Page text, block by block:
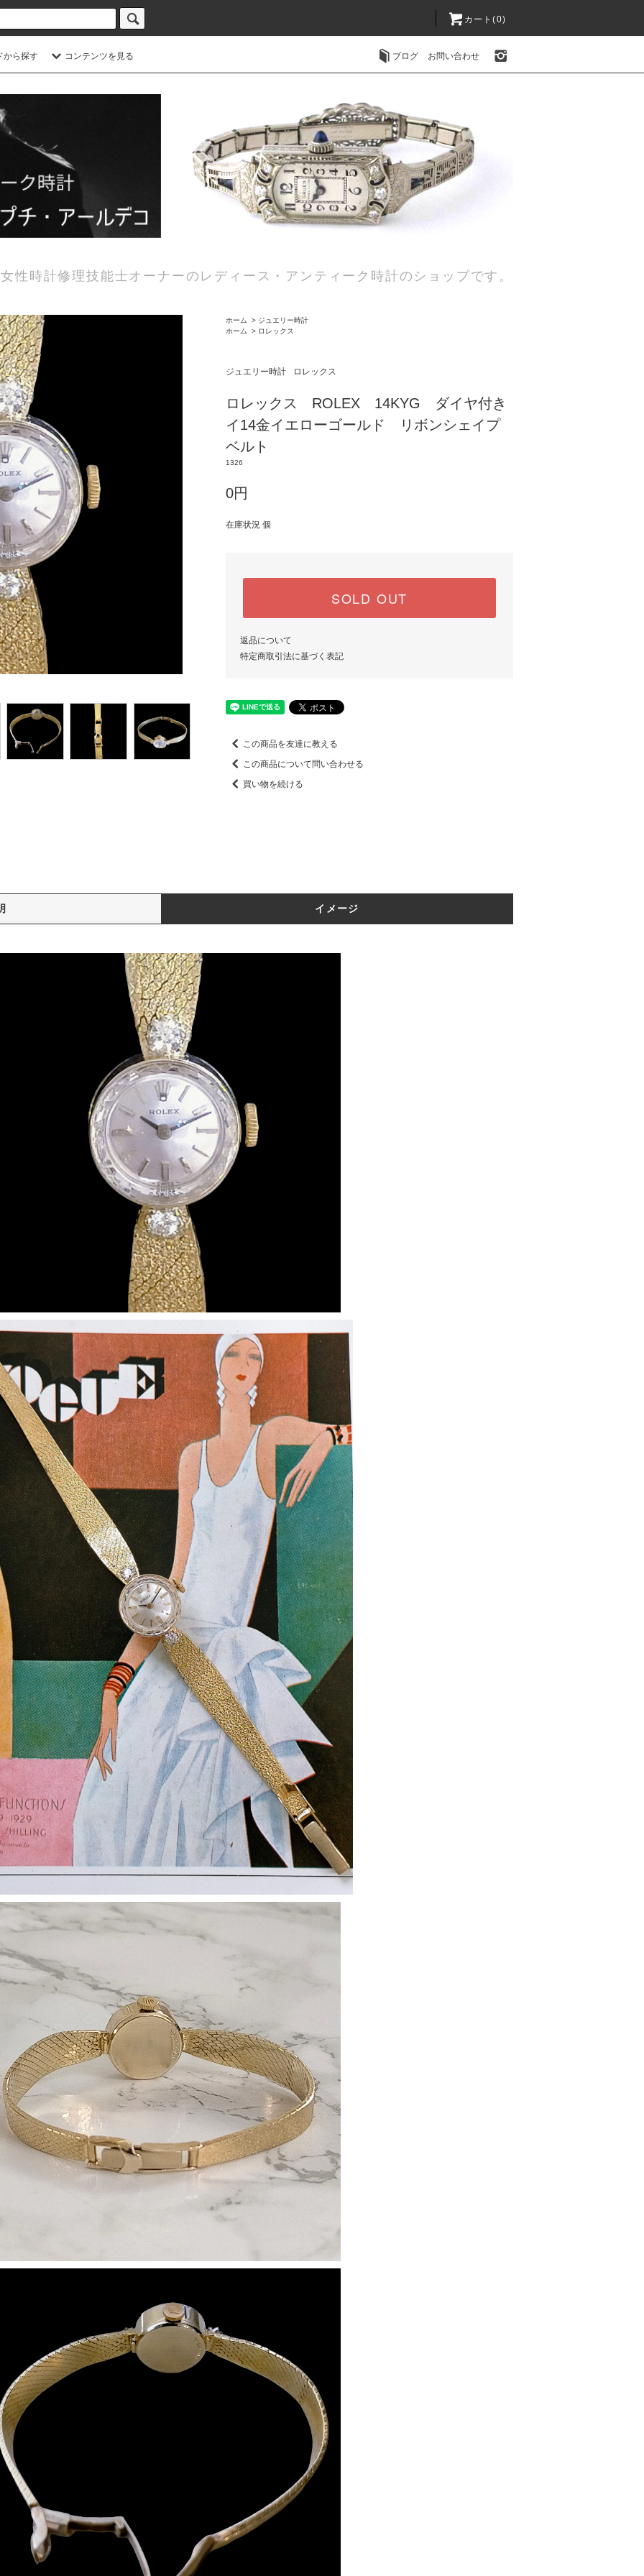
カート(0)
から探す コンテンツを見る ブログ お問い合わせ
女性時計修理技能士オーナーのレディース・アンティーク時計のショップです。
ホーム > ジュエリー時計
ホーム
> ロレックス
ジュエリー時計 ロレックス
ロレックス ROLEX 14KYG ダイヤ付き
イ14金イエローゴールド リボンシェイプ
ベルト
1326
0円
在庫状況 個
SOLD OUT
返品について
特定商取引法に基づく表記
この商品を友達に教える
この商品について問い合わせる
買い物を続ける
イメージ